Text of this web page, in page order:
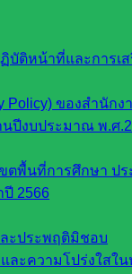
บัติหน้าที่และการ
ของสำนัก
นปีงบประมาณ พ.ศ
ตพื้นที่การศึกษา ป
ปี 2566
ละประพฤติมิชอบ
ละความโปร่งใสใ